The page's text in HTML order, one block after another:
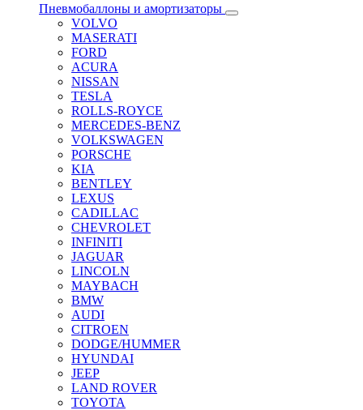
Пневмобаллоны и амортизаторы
VOLVO
MASERATI
FORD
ACURA
NISSAN
TESLA
ROLLS-ROYCE
MERCEDES-BENZ
VOLKSWAGEN
PORSCHE
KIA
BENTLEY
LEXUS
CADILLAC
CHEVROLET
INFINITI
JAGUAR
LINCOLN
MAYBACH
BMW
AUDI
CITROEN
DODGE/HUMMER
HYUNDAI
JEEP
LAND ROVER
TOYOTA